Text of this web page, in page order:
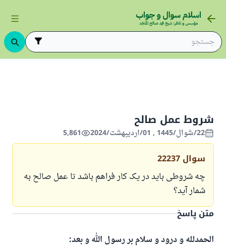
شروط عمل صالح
22/شوال/1445 , 01/اردیبهشت/2024 5,861
سوال 22237
چه شروطی باید در یک کار فراهم باشد تا عمل صالح به
شمار آید؟
متن پاسخ
الحمدلله و درود و سلام بر رسول الله و بعد: